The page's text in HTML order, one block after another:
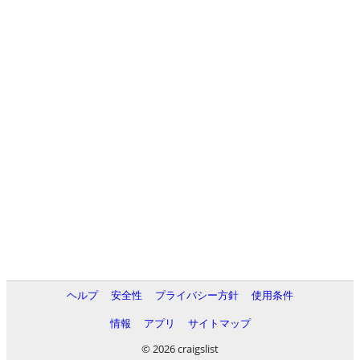
ヘルプ 安全性 プライバシー方針
使用条件
情報
アプリ
サイトマップ
© 2026 craigslist